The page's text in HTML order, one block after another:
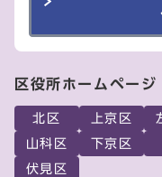
区役所ホームページ
北区 上京区
山科区
下京区
伏見区